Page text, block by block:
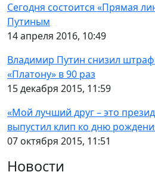
Сегодня состоится «Прямая
Путиным
14 апреля 2016, 10:49
Владимир Путин снизил
«Платону» в 90 раз
15 декабря 2015, 11:59
«Мой лучший друг – это
выпустил клип ко дню
07 октября 2015, 11:51
Новости